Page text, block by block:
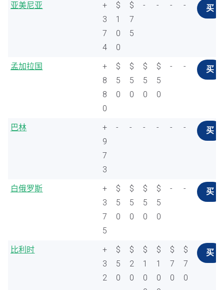
亚美尼亚
+
3
7
4
$
1
0
0
$
7
5
- - - - 买
孟加拉国
+
8
8
0
$
5
0
$
5
0
$
5
0
$
5
0
- - 买
巴林
+
9
7
3
- - - - - - 买
白俄罗斯
+
3
7
5
$
5
0
$
5
0
$
5
0
$
5
0
- - 买
比利时
+
3
2
$
5
0
$
2
0
$
1
0
$
1
0
$
7
0
$
7
0
买